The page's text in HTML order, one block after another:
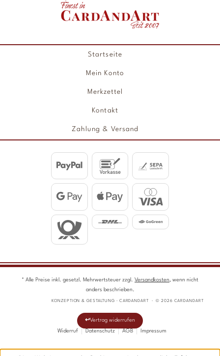
Startseite
Mein Konto
Merkzettel
Kontakt
Zahlung & Versand
* Alle Preise inkl. gesetzl. Mehrwertsteuer zzgl. Versandkosten, wenn nicht
anders beschrieben.
KONZEPTION & GESTALTUNG · CARDANDART · © 2026 CARDANDART
Vertrag widerrufen
Widerruf
Datenschutz AGB Impressum